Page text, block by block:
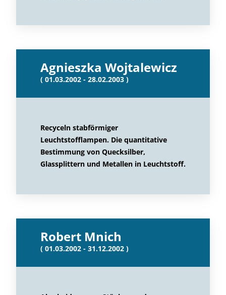
Agnieszka Wojtalewicz
( 01.03.2002 - 28.02.2003 )
Recyceln stabförmiger
Leuchtstofflampen. Die quantitative
Bestimmung von Quecksilber,
Glassplittern und Metallen in Leuchtstoff.
Robert Mnich
( 01.03.2002 - 31.12.2002 )